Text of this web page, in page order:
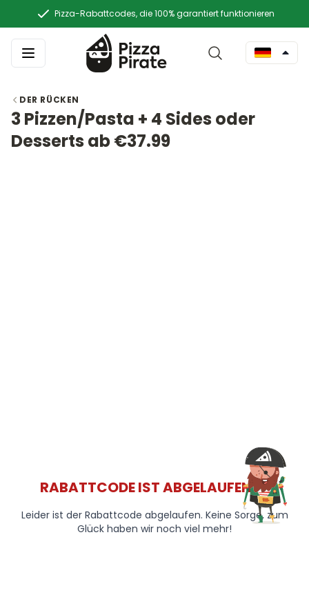
Pizza-Rabattcodes, die 100% garantiert funktionieren
DER RÜCKEN
3 Pizzen/Pasta + 4 Sides oder
Desserts ab €37.99
RABATTCODE IST ABGELAUFEN 😞
Leider ist der Rabattcode abgelaufen. Keine Sorge, zum
Glück haben wir noch viel mehr!